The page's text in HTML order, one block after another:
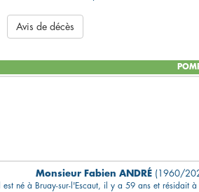
Avis de décès
Monsieur Fabien ANDRÉ (1960/
Il est né à Bruay-sur-l'Escaut, il y a 59 ans et résidait à